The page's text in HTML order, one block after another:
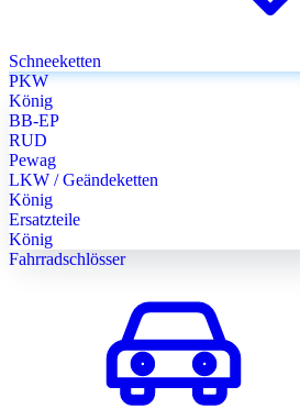
Schneeketten
PKW
König
BB-EP
RUD
Pewag
LKW / Geändeketten
König
Ersatzteile
König
Fahrradschlösser